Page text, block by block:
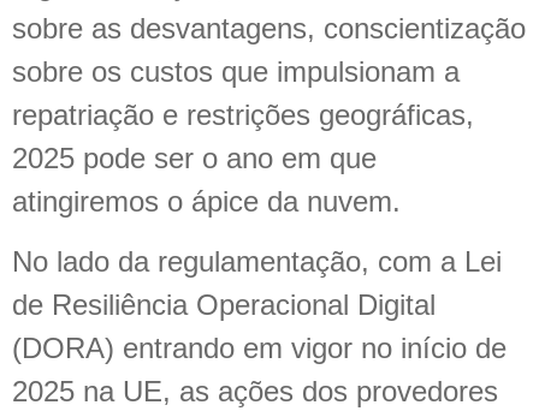
sobre as desvantagens, conscientização
sobre os custos que impulsionam a
repatriação e restrições geográficas,
2025 pode ser o ano em que
atingiremos o ápice da nuvem.
No lado da regulamentação, com a Lei
de Resiliência Operacional Digital
(DORA) entrando em vigor no início de
2025 na UE, as ações dos provedores